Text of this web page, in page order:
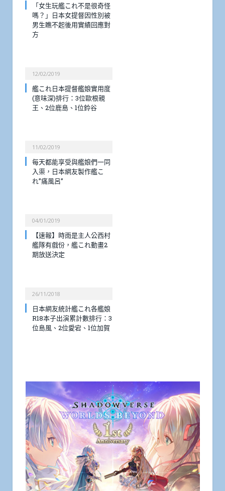
「女生玩艦これ不是很奇怪
嗎？」日本女提督因性別被
男生瞧不起後用實績回應對
方
12/02/2019
艦これ日本提督艦娘實用度
(意味深)排行：3位歐根親
王、2位鹿島、1位鈴谷
11/02/2019
每天都能享受與艦娘們一同
入渠，日本網友製作艦こ
れ”痛風呂”
04/01/2019
【速報】時雨是主人公西村
艦隊有戲份，艦これ動畫2
期放送決定
26/11/2018
日本網友統計艦これ各艦娘
R18本子出演累計數排行：3
位島風、2位愛宕、1位加賀